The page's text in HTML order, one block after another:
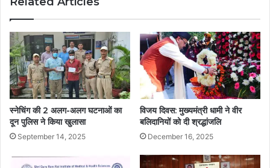
स्नेचिंग की 2 अलग-अलग घटनाओं का
दून पुलिस ने किया खुलासा
September 14, 2025
विजय दिवस: मुख्यमंत्री धामी ने वीर
बलिदानियों को दी श्रद्धांजलि
December 16, 2025